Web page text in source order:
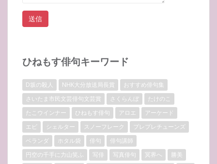
ひねもす俳句キーワード
D坂の殺人 NHK大分放送局長賞
おすすめ俳句集
さいたま市民文芸俳句文芸賞
さくらんぼ
たけのこ
たこウインナー
ひねもす俳句 アロエ
アーケード
エビ
シェルター スノーフレーク
プレプレチューンズ
ベランダ
ホタル袋 俳句
俳句講師
円空の千手に力山笑ふ
写俳 写真俳句 冥界へ
勝美